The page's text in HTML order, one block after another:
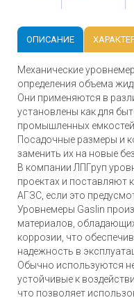
ОПИСАНИЕ
Механические
определения объема
Они применяются в
установлены как для
промышленных емкостей.
Посадочные размеры и
заменить их на новые
В компании ЛПГруп
проектах и поставляют
АГЗС, если это
Уровнемеры Gaslin
материалов,
коррозии, что
надежность в
Обычно используются
устойчивые к
что позволяет